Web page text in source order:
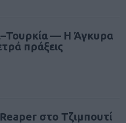
— Η Άγκυρα
πράξεις
στο Τζιμπουτί